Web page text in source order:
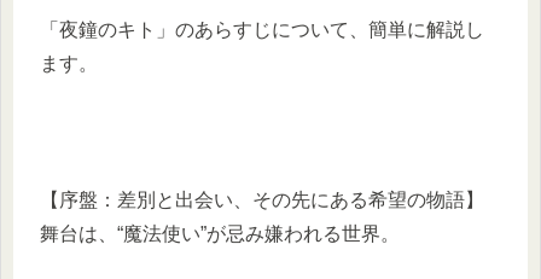
「夜鐘のキト」のあらすじについて、簡単に解説し
ます。
【序盤：差別と出会い、その先にある希望の物語】
舞台は、“魔法使い”が忌み嫌われる世界。